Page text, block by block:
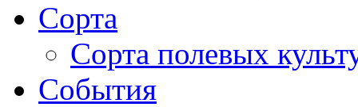
Сорта
Сорта полевых
События